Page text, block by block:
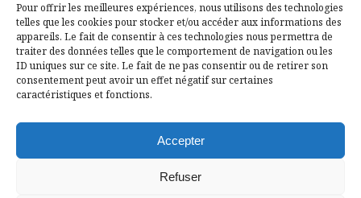
Pour offrir les meilleures expériences, nous utilisons des technologies
telles que les cookies pour stocker et/ou accéder aux informations des
appareils. Le fait de consentir à ces technologies nous permettra de
traiter des données telles que le comportement de navigation ou les
ID uniques sur ce site. Le fait de ne pas consentir ou de retirer son
consentement peut avoir un effet négatif sur certaines
caractéristiques et fonctions.
Accepter
Refuser
Mission d’excellence en IA, Machine
Learning et LLM
Abidjan, Côte d'Ivoire ALG Consultant
Research Assistants – Accra
Research Assistants – Lagos
Consultant